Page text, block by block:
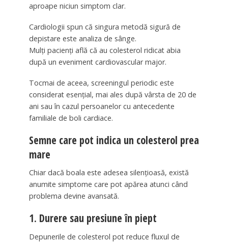
aproape niciun simptom clar.
Cardiologii spun că singura metodă sigură de
depistare este analiza de sânge.
Mulți pacienți află că au colesterol ridicat abia
după un eveniment cardiovascular major.
Tocmai de aceea, screeningul periodic este
considerat esențial, mai ales după vârsta de 20 de
ani sau în cazul persoanelor cu antecedente
familiale de boli cardiace.
Semne care pot indica un colesterol prea
mare
Chiar dacă boala este adesea silențioasă, există
anumite simptome care pot apărea atunci când
problema devine avansată.
1. Durere sau presiune în piept
Depunerile de colesterol pot reduce fluxul de